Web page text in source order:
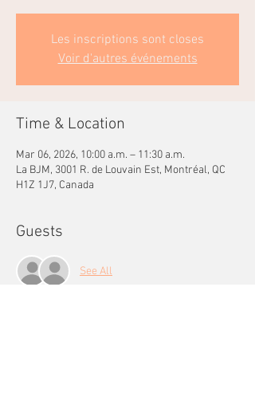
Les inscriptions sont closes
Voir d'autres événements
Time & Location
Mar 06, 2026, 10:00 a.m. – 11:30 a.m.
La BJM, 3001 R. de Louvain Est, Montréal, QC
H1Z 1J7, Canada
Guests
See All